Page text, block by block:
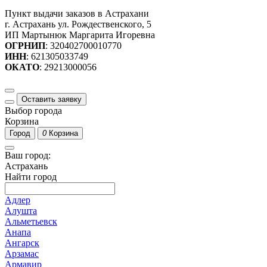
Пункт выдачи заказов в Астрахани
г. Астрахань ул. Рождественского, 5
ИП Мартынюк Маргарита Игоревна
ОГРНИП: 320402700010770
ИНН: 621305033749
ОКАТО: 29213000056
Оставить заявку
Выбор города
Корзина
Город 0 Корзина
Ваш город:
Астрахань
Найти город
Адлер
Алушта
Альметьевск
Анапа
Ангарск
Арзамас
Армавир